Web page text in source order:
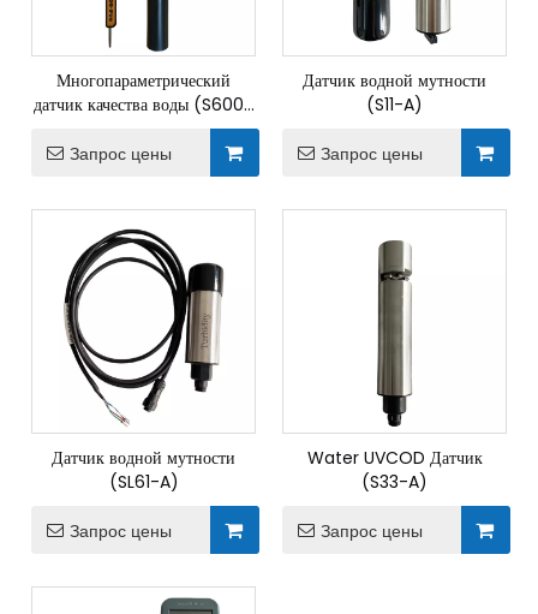
Многопараметрический
датчик качества воды (S600-
Запрос цены
Датчик водной мутности
(S11-A)
Запрос цены
Датчик водной мутности
(SL61-A)
Запрос цены
Water UVCOD Датчик
(S33-A)
Запрос цены